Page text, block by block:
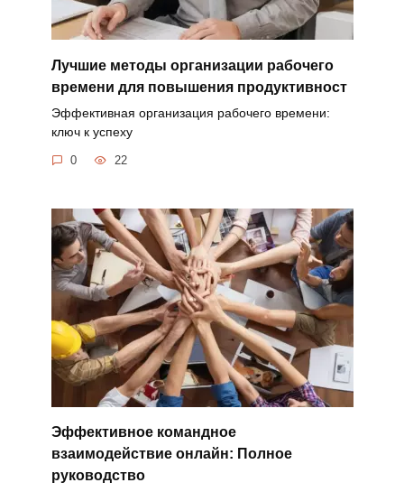
Лучшие методы организации рабочего
времени для повышения продуктивност
Эффективная организация рабочего времени:
ключ к успеху
0 22
Эффективное командное
взаимодействие онлайн: Полное
руководство